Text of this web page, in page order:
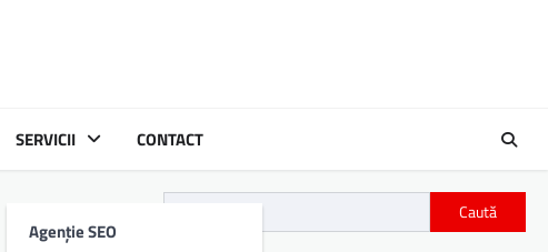
SERVICII
Agenție SEO
CONTACT
Caută